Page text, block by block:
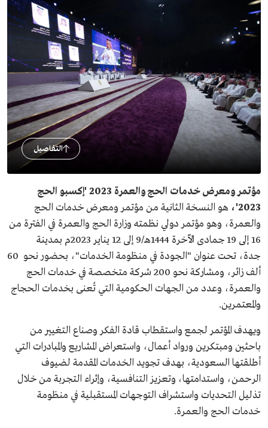
التفاصيل
مؤتمر ومعرض خدمات الحج والعمرة 2023
'إكسبو الحج
2023'،
هو النسخة الثانية من مؤتمر ومعرض خدمات الحج
والعمرة، وهو مؤتمر دولي نظمته وزارة الحج والعمرة في الفترة من
16 إلى 19 جمادى الآخرة 1444هـ/9 إلى 12 يناير 2023م بمدينة
جدة، تحت عنوان "الجودة في منظومة الخدمات"، بحضور نحو 60
ألف زائر، ومشاركة نحو 200 شركة متخصصة في خدمات الحج
والعمرة، وعدد من الجهات الحكومية التي تُعنى بخدمات الحجاج
والمعتمرين.
ويهدف المؤتمر لجمع واستقطاب قادة الفكر وصناع التغيير من
باحثين ومبتكرين ورواد أعمال، واستعراض المشاريع والمبادرات التي
أطلقتها السعودية، بهدف تجويد الخدمات المقدمة لضيوف
الرحمن، واستدامتها، وتعزيز التنافسية، وإثراء التجربة من خلال
تذليل التحديات واستشراف التوجهات المستقبلية في منظومة
خدمات الحج والعمرة.